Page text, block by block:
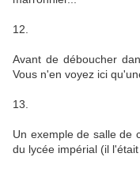
12.
Avant de déboucher
Vous n'en voyez ici
13.
Un exemple de salle de
du lycée impérial (il l'était